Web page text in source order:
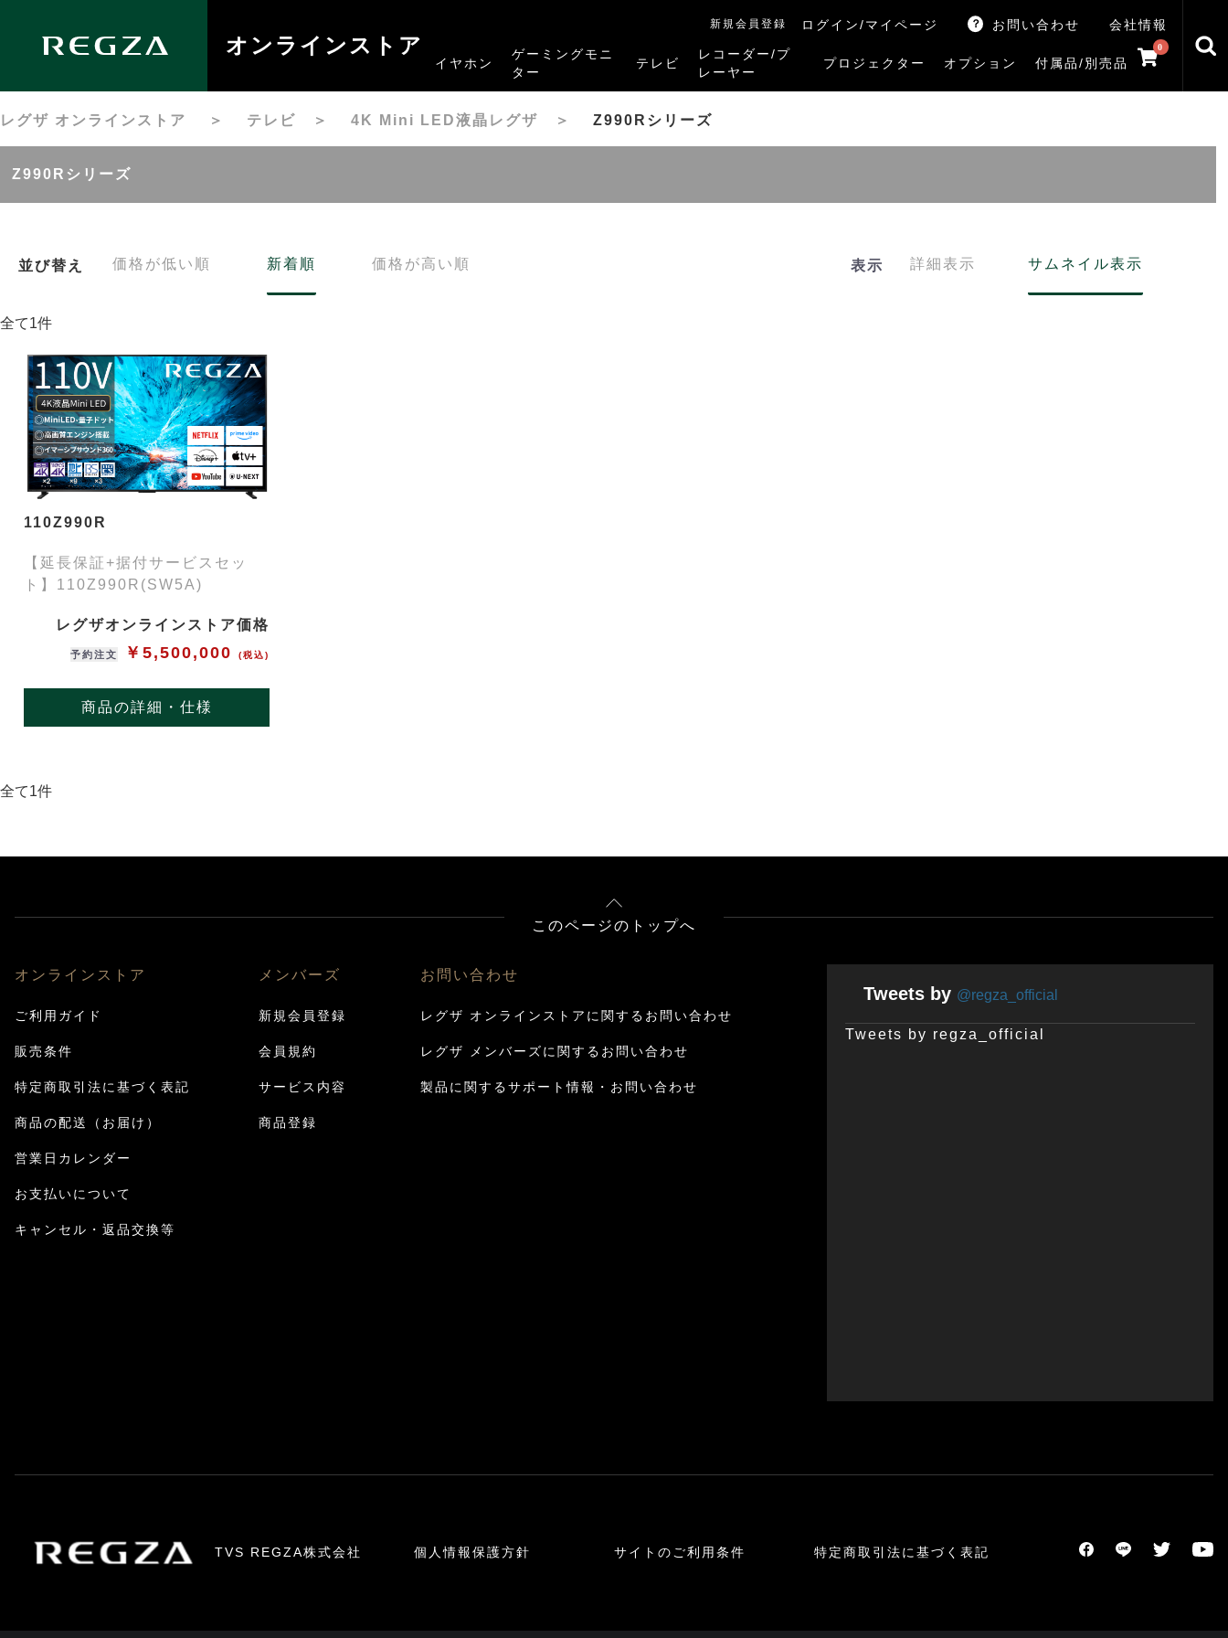
オンラインストア
新規会員登録 ログイン/マイページ お問い合わせ 会社情報
イヤホン
RB-A1Sシリーズ
ゲーミングモニ
ター
RM-27G5SR
RM-G245R
RM-G278R
RM-G277R
テレビ
4K有機ELレグザ
4K Mini LED液晶レグザ
4K液晶レグザ
ハイビジョン液晶レグザ
リファービッシュ品
レコーダー/プ
レーヤー
レグザタイムシフトマシン
4Kレグザブルーレイ
レグザブルーレイ
プレーヤー
プロジェクター オプション 付属品/別売品
0
レグザ オンラインストア ＞ テレビ ＞ 4K Mini LED液晶レグザ ＞ Z990Rシリーズ
Z990Rシリーズ
並び替え 価格が低い順 新着順 価格が高い順 表示 詳細表示 サムネイル表示
全て1件
110Z990R
【延長保証+据付サービスセッ
ト】110Z990R(SW5A)
レグザオンラインストア価格
予約注文 ￥5,500,000(税込)
商品の詳細・仕様
全て1件
このページのトップへ
オンラインストア
ご利用ガイド
販売条件
特定商取引法に基づく表記
商品の配送（お届け）
営業日カレンダー
お支払いについて
キャンセル・返品交換等
メンバーズ
新規会員登録
会員規約
サービス内容
商品登録
お問い合わせ
レグザ オンラインストアに関するお問い合わせ
レグザ メンバーズに関するお問い合わせ
製品に関するサポート情報・お問い合わせ
Tweets by @regza_official
Tweets by regza_official
TVS REGZA株式会社 個人情報保護方針 サイトのご利用条件 特定商取引法に基づく表記